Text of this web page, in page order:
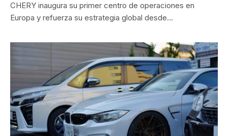
CHERY inaugura su primer centro de operaciones en
Europa y refuerza su estrategia global desde…